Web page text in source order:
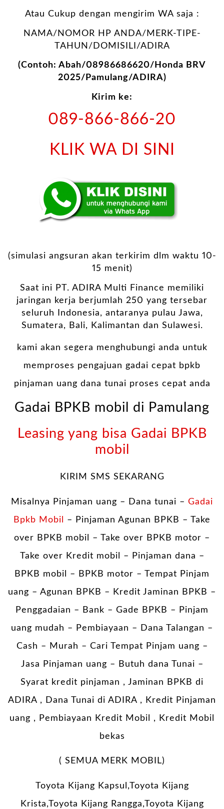
Atau Cukup dengan mengirim WA saja :
NAMA/NOMOR HP ANDA/MERK-TIPE-
TAHUN/DOMISILI/ADIRA
(Contoh: Abah/08986686620/Honda BRV
2025/Pamulang/ADIRA)
Kirim ke:
089-866-866-20
KLIK WA DI SINI
(simulasi angsuran akan terkirim dlm waktu 10-
15 menit)
Saat ini PT. ADIRA Multi Finance memiliki
jaringan kerja berjumlah 250 yang tersebar
seluruh Indonesia, antaranya pulau Jawa,
Sumatera, Bali, Kalimantan dan Sulawesi.
kami akan segera menghubungi anda untuk
memproses pengajuan gadai cepat bpkb
pinjaman uang dana tunai proses cepat anda
Gadai BPKB mobil di Pamulang
Leasing yang bisa Gadai BPKB
mobil
KIRIM SMS SEKARANG
Misalnya Pinjaman uang – Dana tunai – Gadai
Bpkb Mobil
– Pinjaman Agunan BPKB – Take
over BPKB mobil – Take over BPKB motor –
Take over Kredit mobil – Pinjaman dana –
BPKB mobil – BPKB motor – Tempat Pinjam
uang – Agunan BPKB – Kredit Jaminan BPKB –
Penggadaian – Bank – Gade BPKB – Pinjam
uang mudah – Pembiayaan – Dana Talangan –
Cash – Murah – Cari Tempat Pinjam uang –
Jasa Pinjaman uang – Butuh dana Tunai –
Syarat kredit pinjaman , Jaminan BPKB di
ADIRA , Dana Tunai di ADIRA , Kredit Pinjaman
uang , Pembiayaan Kredit Mobil , Kredit Mobil
bekas
( SEMUA MERK MOBIL)
Toyota Kijang Kapsul,Toyota Kijang
Krista,Toyota Kijang Rangga,Toyota Kijang